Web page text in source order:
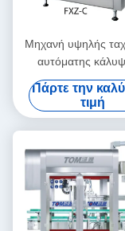
Μηχανή υψηλής
αυτόματης
τροχών Γραμμική
κάλυψης
Πάρτε την
τιμή